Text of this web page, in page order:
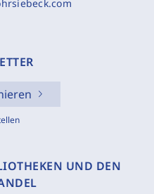
UND DEN